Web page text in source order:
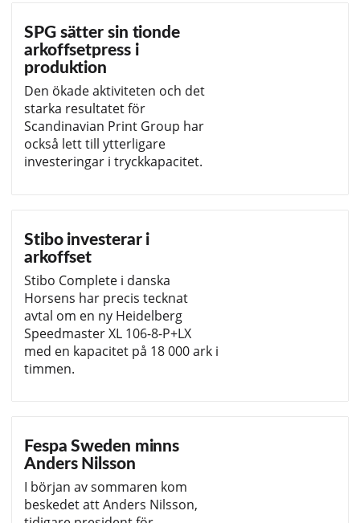
SPG sätter sin tionde
arkoffsetpress i
produktion
Den ökade aktiviteten och det
starka resultatet för
Scandinavian Print Group har
också lett till ytterligare
investeringar i tryckkapacitet.
Stibo investerar i
arkoffset
Stibo Complete i danska
Horsens har precis tecknat
avtal om en ny Heidelberg
Speedmaster XL 106-8-P+LX
med en kapacitet på 18 000 ark i
timmen.
Fespa Sweden minns
Anders Nilsson
I början av sommaren kom
beskedet att Anders Nilsson,